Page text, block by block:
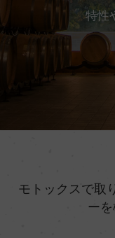
特性
モトックスで取
ーを